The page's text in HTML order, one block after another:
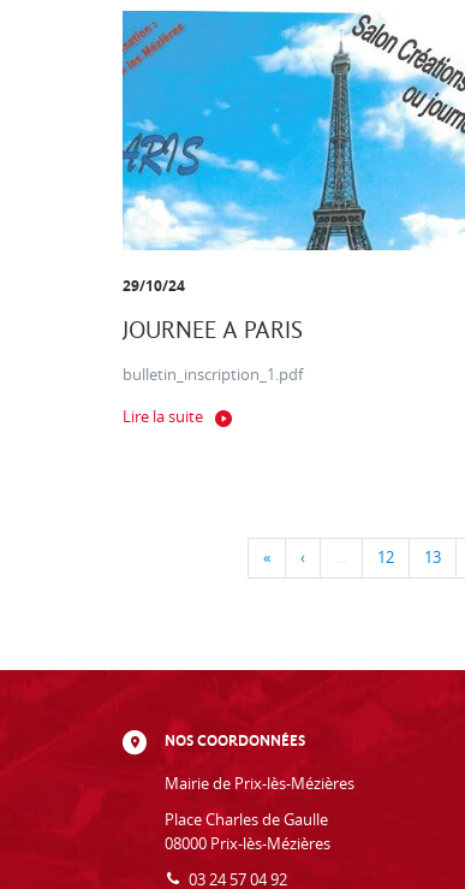
29/10/24
JOURNEE A PARIS
bulletin_inscription_1.pdf
Lire la suite
« ‹ … 12 13
NOS COORDONNÉES
Mairie de Prix-lès-Mézières
Place Charles de Gaulle
08000 Prix-lès-Mézières
03 24 57 04 92